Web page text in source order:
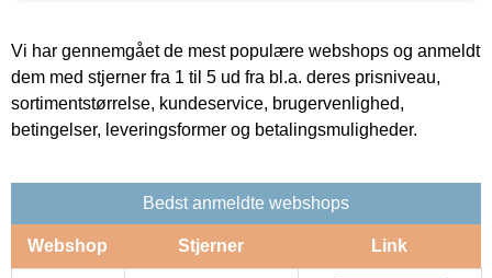
Vi har gennemgået de mest populære webshops og anmeldt
dem med stjerner fra 1 til 5 ud fra bl.a. deres prisniveau,
sortimentstørrelse, kundeservice, brugervenlighed,
betingelser, leveringsformer og betalingsmuligheder.
Bedst anmeldte webshops
Webshop Stjerner Link